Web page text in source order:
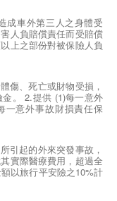
害、死亡或財物損失
賠償請求時，本公司於
人負賠償之責。
總和最高20萬為限。
成車外第三人之身體受
人負賠償責任而受賠償
上之部份對被保險人負
償意識高漲的年代，第
傷、死亡或財物受損，
。 2.提供 (1)每一意外
一意外事故財損責任保
引起的外來突發事故，
實際醫療費用，超過全
以旅行平安險之10%計